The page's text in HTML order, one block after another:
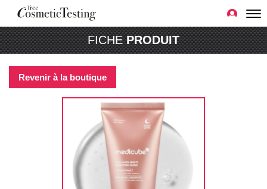
FICHEPRODUIT
Revenir à la boutique